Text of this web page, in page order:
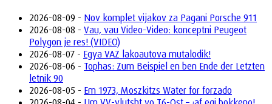
2026-08-09 - Nov komplet vijakov za Pagani Porsche 911
2026-08-08 - Vau, vau Video-Video: konceptni Peugeot
Polygon je res! (VIDEO)
2026-08-07 - Egya VAZ lakoautova mutalodik!
2026-08-06 - Tophas: Zum Beispiel en ben Ende der Letzten
letnik 90
2026-08-05 - Em 1973, Moszkitzs Water for forzado